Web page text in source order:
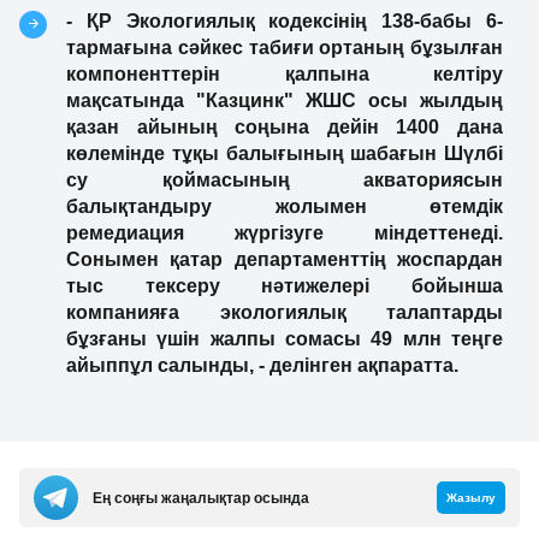
- ҚР Экологиялық кодексінің 138-бабы 6-
тармағына сәйкес табиғи ортаның бұзылған
компоненттерін қалпына келтіру
мақсатында "Казцинк" ЖШС осы жылдың
қазан айының соңына дейін 1400 дана
көлемінде тұқы балығының шабағын Шүлбі
су қоймасының акваториясын
балықтандыру жолымен өтемдік
ремедиация жүргізуге міндеттенеді.
Сонымен қатар департаменттің жоспардан
тыс тексеру нәтижелері бойынша
компанияға экологиялық талаптарды
бұзғаны үшін жалпы сомасы 49 млн теңге
айыппұл салынды, - делінген ақпаратта.
Ең соңғы жаңалықтар осында Жазылу